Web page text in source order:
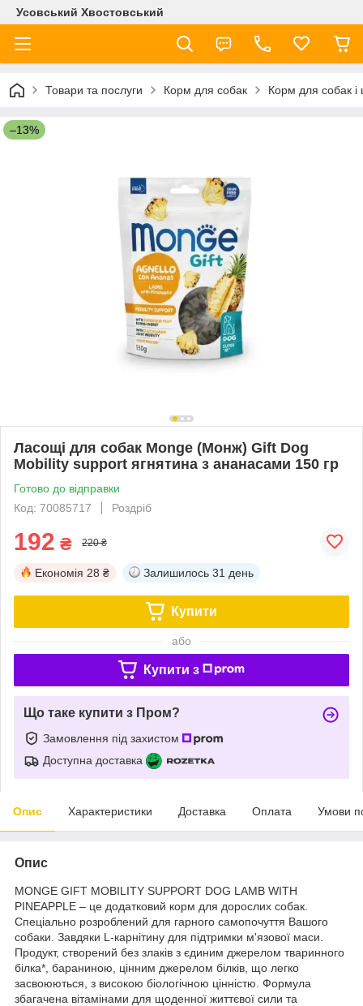
Усовський Хвостовський
Товари та послуги Корм для собак Корм для собак і
–13%
Ласощі для собак Monge (Монж) Gift Dog
Mobility support ягнятина з ананасами 150 гр
Готово до відправки
Код: 70085717
Роздріб
192 ₴ 220 ₴
Економія 28 ₴ Залишилось 31 день
Купити
або
Купити з
Що таке купити з Пром?
Замовлення під захистом
Доступна доставка
Опис Характеристики Доставка Оплата Умови
Опис
MONGE GIFT MOBILITY SUPPORT DOG LAMB WITH
PINEAPPLE – це додатковий корм для дорослих собак.
Спеціально розроблений для гарного самопочуття Вашого
собаки. Завдяки L-карнітину для підтримки м'язової маси.
Продукт, створений без злаків з єдиним джерелом тваринного
білка*, бараниною, цінним джерелом білків, що легко
засвоюються, з високою біологічною цінністю. Формула
збагачена вітамінами для щоденної життєвої сили та